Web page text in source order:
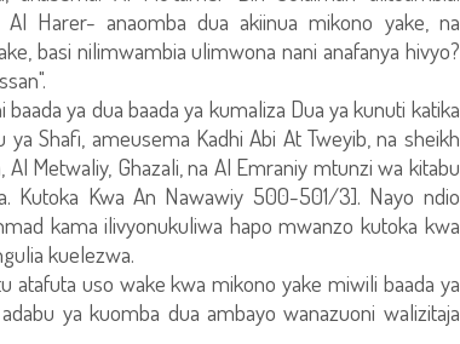
Harer- anaomba dua akiinua mikono yake, na
basi nilimwambia ulimwona nani anafanya hivyo?
ya dua baada ya kumaliza Dua ya kunuti katika
Shafi, ameusema Kadhi Abi At Tweyib, na sheikh
Metwaliy, Ghazali, na Al Emraniy mtunzi wa kitabu
Kutoka Kwa An Nawawiy 500-501/3]. Nayo ndio
kama ilivyonukuliwa hapo mwanzo kutoka kwa
kuelezwa.
atafuta uso wake kwa mikono yake miwili baada ya
ya kuomba dua ambayo wanazuoni walizitaja